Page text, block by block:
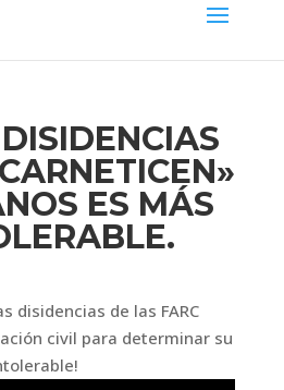
ES MÁS
disidencias de las FARC
civil para determinar su